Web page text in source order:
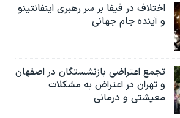
چین
اختلاف در فیفا بر سر رهبری اینفانتینو
و آینده جام جهانی
تجمع اعتراضی بازنشستگان در اصفهان
و تهران در اعتراض به مشکلات
معیشتی و درمانی